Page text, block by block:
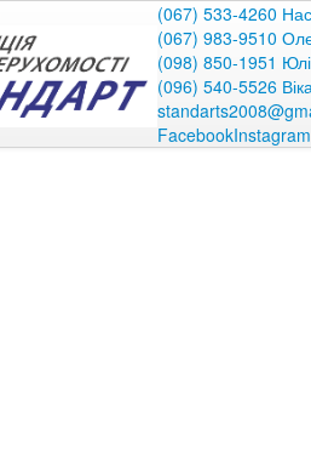
(067) 533-4260
(067) 983-9510
(098) 850-1951
(096) 540-5526
FacebookInstagram